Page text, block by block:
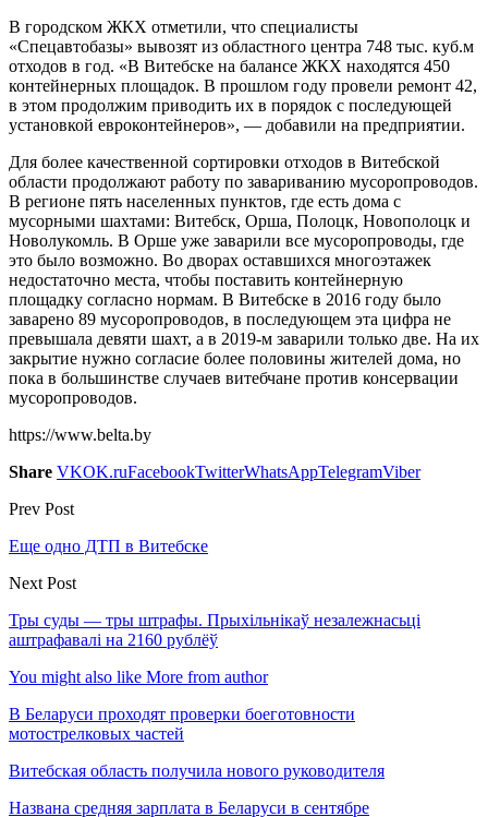
В городском ЖКХ отметили, что специалисты
«Спецавтобазы» вывозят из областного центра 748 тыс. куб.м
отходов в год. «В Витебске на балансе ЖКХ находятся 450
контейнерных площадок. В прошлом году провели ремонт 42,
в этом продолжим приводить их в порядок с последующей
установкой евроконтейнеров», — добавили на предприятии.
Для более качественной сортировки отходов в Витебской
области продолжают работу по завариванию мусоропроводов.
В регионе пять населенных пунктов, где есть дома с
мусорными шахтами: Витебск, Орша, Полоцк, Новополоцк и
Новолукомль. В Орше уже заварили все мусоропроводы, где
это было возможно. Во дворах оставшихся многоэтажек
недостаточно места, чтобы поставить контейнерную
площадку согласно нормам. В Витебске в 2016 году было
заварено 89 мусоропроводов, в последующем эта цифра не
превышала девяти шахт, а в 2019-м заварили только две. На их
закрытие нужно согласие более половины жителей дома, но
пока в большинстве случаев витебчане против консервации
мусоропроводов.
https://www.belta.by
Share VKOK.ruFacebookTwitterWhatsAppTelegramViber
Prev Post
Еще одно ДТП в Витебске
Next Post
Тры суды — тры штрафы. Прыхільнікаў незалежнасьці
аштрафавалі на 2160 рублёў
You might also like More from author
В Беларуси проходят проверки боеготовности
мотострелковых частей
Витебская область получила нового руководителя
Названа средняя зарплата в Беларуси в сентябре